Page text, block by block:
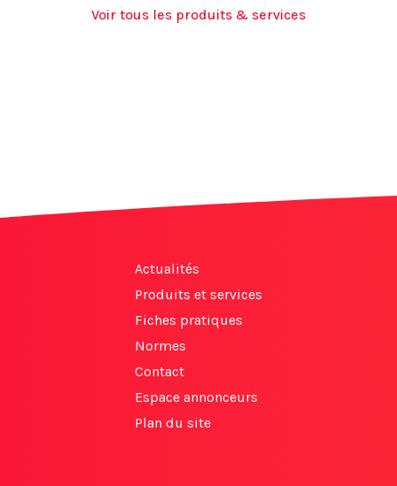
Voir tous les produits & services
Actualités
Produits et services
Fiches pratiques
Normes
Contact
Espace annonceurs
Plan du site